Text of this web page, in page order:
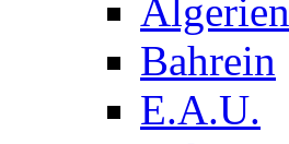
Algerien
Bahrein
E.A.U.